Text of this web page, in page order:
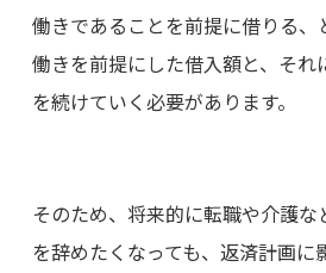
働きであることを前提に借りる、
働きを前提にした借入額と、それ
を続けていく必要があります。
そのため、将来的に転職や介護
を辞めたくなっても、返済計画に